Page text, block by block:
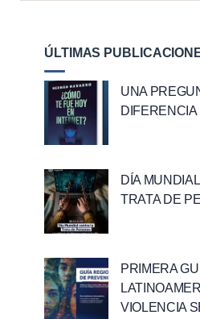
ÚLTIMAS
UNA
DÍA
TRATA DE
PRIMERA
VIOLENCIA